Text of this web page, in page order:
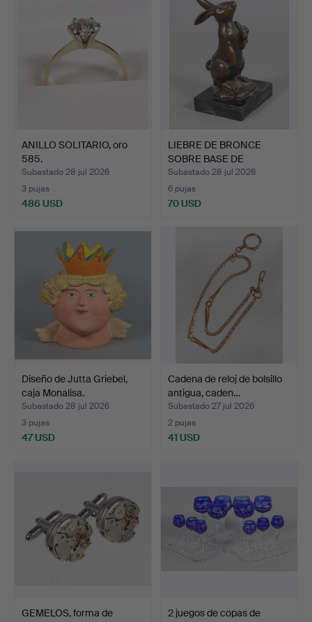
ANILLO SOLITARIO, oro
585.
Subastado 28 jul 2026
3 pujas
486 USD
LIEBRE DE BRONCE
SOBRE BASE DE
MÁRMOL.
Subastado 28 jul 2026
6 pujas
70 USD
Diseño de Jutta Griebel,
caja Monalisa.
Subastado 28 jul 2026
3 pujas
47 USD
Cadena de reloj de bolsillo
antigua, caden…
Subastado 27 jul 2026
2 pujas
41 USD
GEMELOS, forma de
2 juegos de copas de